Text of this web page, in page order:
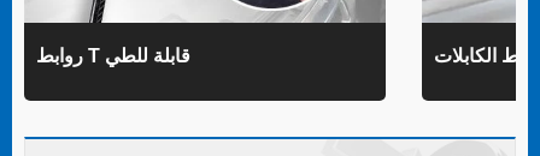
روابط T قابلة للطي